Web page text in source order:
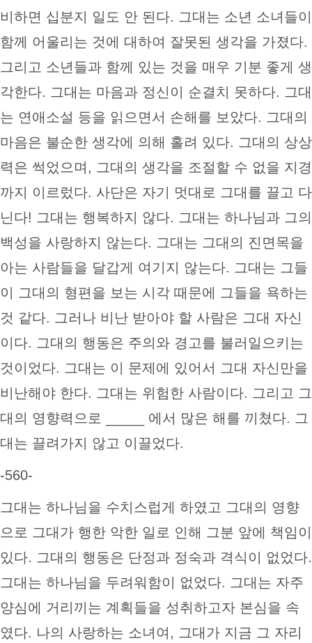
비하면 십분지 일도 안 된다. 그대는 소년 소녀들이
함께 어울리는 것에 대하여 잘못된 생각을 가졌다.
그리고 소년들과 함께 있는 것을 매우 기분 좋게 생
각한다. 그대는 마음과 정신이 순결치 못하다. 그대
는 연애소설 등을 읽으면서 손해를 보았다. 그대의
마음은 불순한 생각에 의해 홀려 있다. 그대의 상상
력은 썩었으며, 그대의 생각을 조절할 수 없을 지경
까지 이르렀다. 사단은 자기 멋대로 그대를 끌고 다
닌다! 그대는 행복하지 않다. 그대는 하나님과 그의
백성을 사랑하지 않는다. 그대는 그대의 진면목을
아는 사람들을 달갑게 여기지 않는다. 그대는 그들
이 그대의 형편을 보는 시각 때문에 그들을 욕하는
것 같다. 그러나 비난 받아야 할 사람은 그대 자신
이다. 그대의 행동은 주의와 경고를 불러일으키는
것이었다. 그대는 이 문제에 있어서 그대 자신만을
비난해야 한다. 그대는 위험한 사람이다. 그리고 그
대의 영향력으로 _____ 에서 많은 해를 끼쳤다. 그
대는 끌려가지 않고 이끌었다.
-560-
그대는 하나님을 수치스럽게 하였고 그대의 영향
으로 그대가 행한 악한 일로 인해 그분 앞에 책임이
있다. 그대의 행동은 단정과 정숙과 격식이 없었다.
그대는 하나님을 두려워함이 없었다. 그대는 자주
양심에 거리끼는 계획들을 성취하고자 본심을 속
였다. 나의 사랑하는 소녀여, 그대가 지금 그 자리